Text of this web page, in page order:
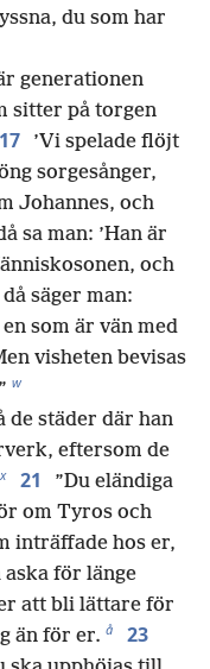
du som har
generationen
sitter på torgen
17
’Vi spelade flöjt
sorgesånger,
Johannes, och
sa man: ’Han är
och
säger man:
som är vän med
visheten bevisas
w
de städer där han
eftersom de
x 21
”Du eländiga
om Tyros och
inträffade hos er,
aska för länge
att bli lättare för
än för er. å 23